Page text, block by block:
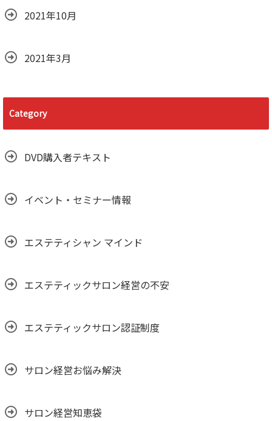
2021年10月
2021年3月
Category
DVD購入者テキスト
イベント・セミナー情報
エステティシャン マインド
エステティックサロン経営の不安
エステティックサロン認証制度
サロン経営お悩み解決
サロン経営知恵袋